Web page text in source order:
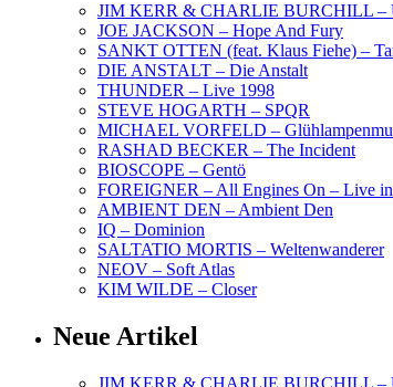
JIM KERR & CHARLIE BURCHILL –
JOE JACKSON – Hope And Fury
SANKT OTTEN (feat. Klaus Fiehe) –
DIE ANSTALT – Die Anstalt
THUNDER – Live 1998
STEVE HOGARTH – SPQR
MICHAEL VORFELD –
RASHAD BECKER – The Incident
BIOSCOPE – Gentö
FOREIGNER – All Engines On – Live
AMBIENT DEN – Ambient Den
IQ – Dominion
SALTATIO MORTIS – Weltenwanderer
NEOV – Soft Atlas
KIM WILDE – Closer
Neue Artikel